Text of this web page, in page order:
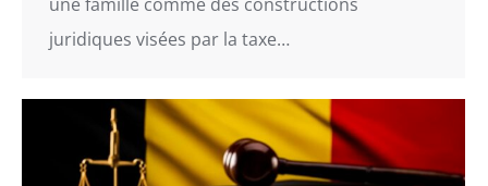
juridiques visées par la taxe…